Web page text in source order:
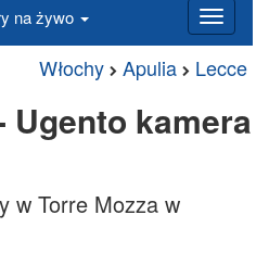
na żywo
Włochy Apulia Lecce
Ugento kamera
w Torre Mozza w